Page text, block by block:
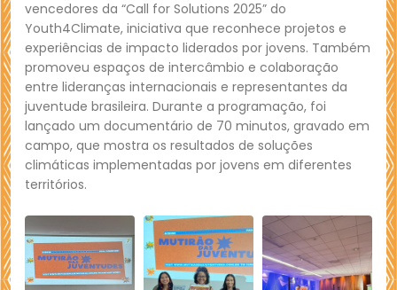
vencedores da “Call for Solutions 2025” do
Youth4Climate, iniciativa que reconhece projetos e
experiências de impacto liderados por jovens. Também
promoveu espaços de intercâmbio e colaboração
entre lideranças internacionais e representantes da
juventude brasileira. Durante a programação, foi
lançado um documentário de 70 minutos, gravado em
campo, que mostra os resultados de soluções
climáticas implementadas por jovens em diferentes
territórios.